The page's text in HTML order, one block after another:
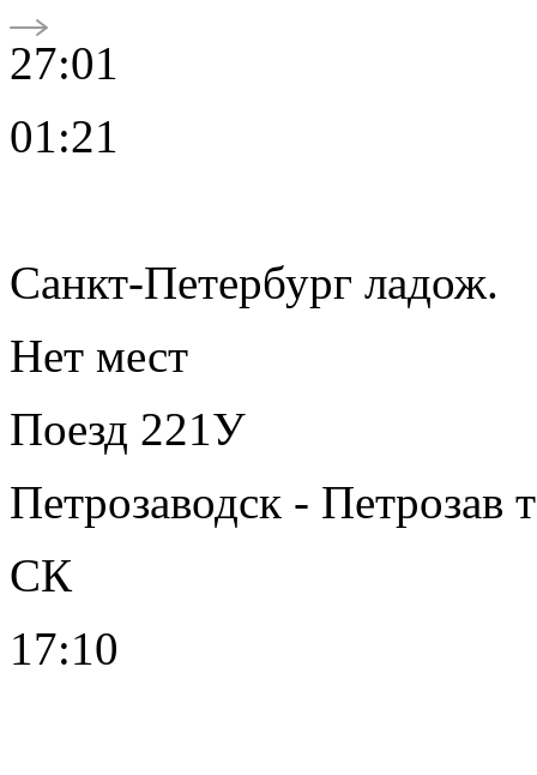
27:01
01:21
Санкт-Петербург ладож.
Нет мест
Поезд 221У
Петрозаводск - Петрозав
СК
17:10